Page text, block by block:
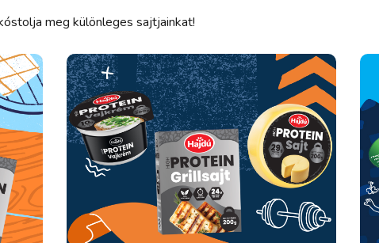
meg különleges sajtjainkat!